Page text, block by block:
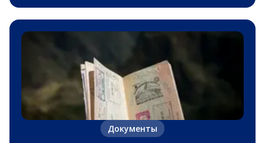
Документы